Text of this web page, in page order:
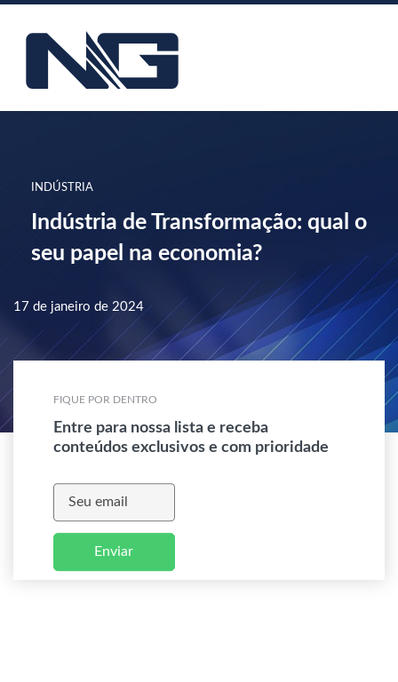
INDÚSTRIA
Indústria de Transformação: qual o
seu papel na economia?
17 de janeiro de 2024
FIQUE POR DENTRO
Entre para nossa lista e receba
conteúdos exclusivos e com prioridade
Enviar